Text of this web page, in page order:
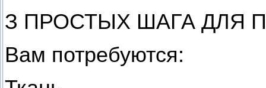
З ПРОСТЫХ ШАГА ДЛЯ
Вам потребуются: